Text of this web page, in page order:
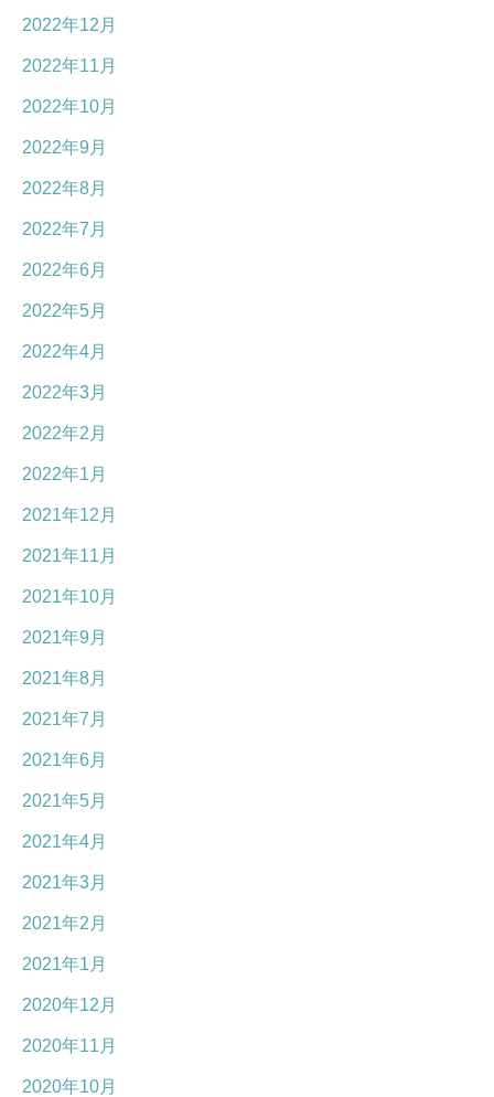
2022年12月
2022年11月
2022年10月
2022年9月
2022年8月
2022年7月
2022年6月
2022年5月
2022年4月
2022年3月
2022年2月
2022年1月
2021年12月
2021年11月
2021年10月
2021年9月
2021年8月
2021年7月
2021年6月
2021年5月
2021年4月
2021年3月
2021年2月
2021年1月
2020年12月
2020年11月
2020年10月